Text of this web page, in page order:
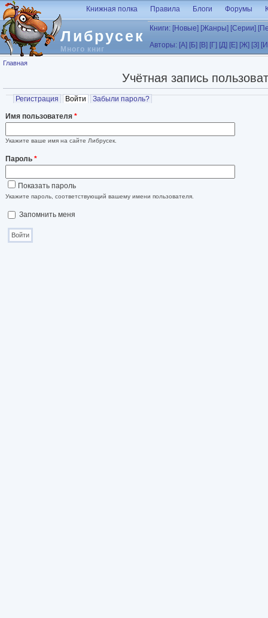
Перейти к основному содержанию
Либрусек
Много книг
Книжная полка Правила Блоги Форумы
Книги: [Новые] [Жанры] [Серии]
Авторы: [А] [Б] [В] [Г] [Д] [Е] [Ж] [З]
Вы здесь
Главная
Учётная запись
Главные вкладки
Регистрация Войти (активная вкладка)
Забыли пароль?
Имя пользователя *
Укажите ваше имя на сайте Либрусек.
Пароль *
Показать пароль
Укажите пароль, соответствующий вашему имени пользователя.
Запомнить меня